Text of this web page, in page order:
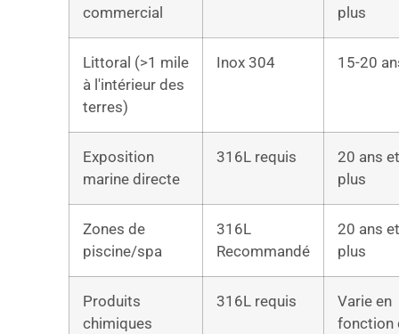
commercial
plus
Littoral (>1 mile
à l'intérieur des
terres)
Inox 304 15-20
Exposition
marine directe
316L requis
20 ans et
plus
Zones de
piscine/spa
316L
Recommandé
20 ans et
plus
Produits
chimiques
316L requis
Varie en
fonction